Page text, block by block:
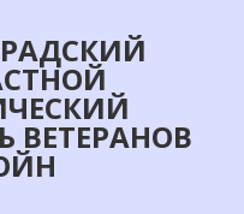
ВЕТЕРАНОВ